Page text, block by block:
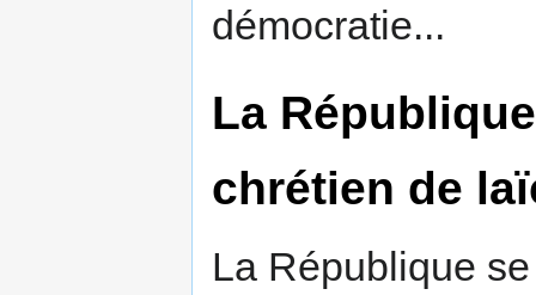
démocratie...
La
chrétien de
La République